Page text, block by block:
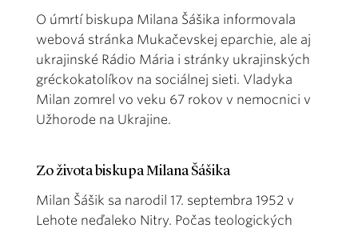
O úmrtí biskupa Milana Šášika informovala
webová stránka Mukačevskej eparchie, ale aj
ukrajinské Rádio Mária i stránky ukrajinských
gréckokatolíkov na sociálnej sieti. Vladyka
Milan zomrel vo veku 67 rokov v nemocnici v
Užhorode na Ukrajine.
Zo života biskupa Milana Šášika
Milan Šášik sa narodil 17. septembra 1952 v
Lehote neďaleko Nitry. Počas teologických